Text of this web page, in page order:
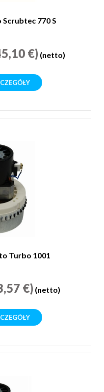
Scrubtec 770 S
€) (netto)
Turbo 1001
€) (netto)